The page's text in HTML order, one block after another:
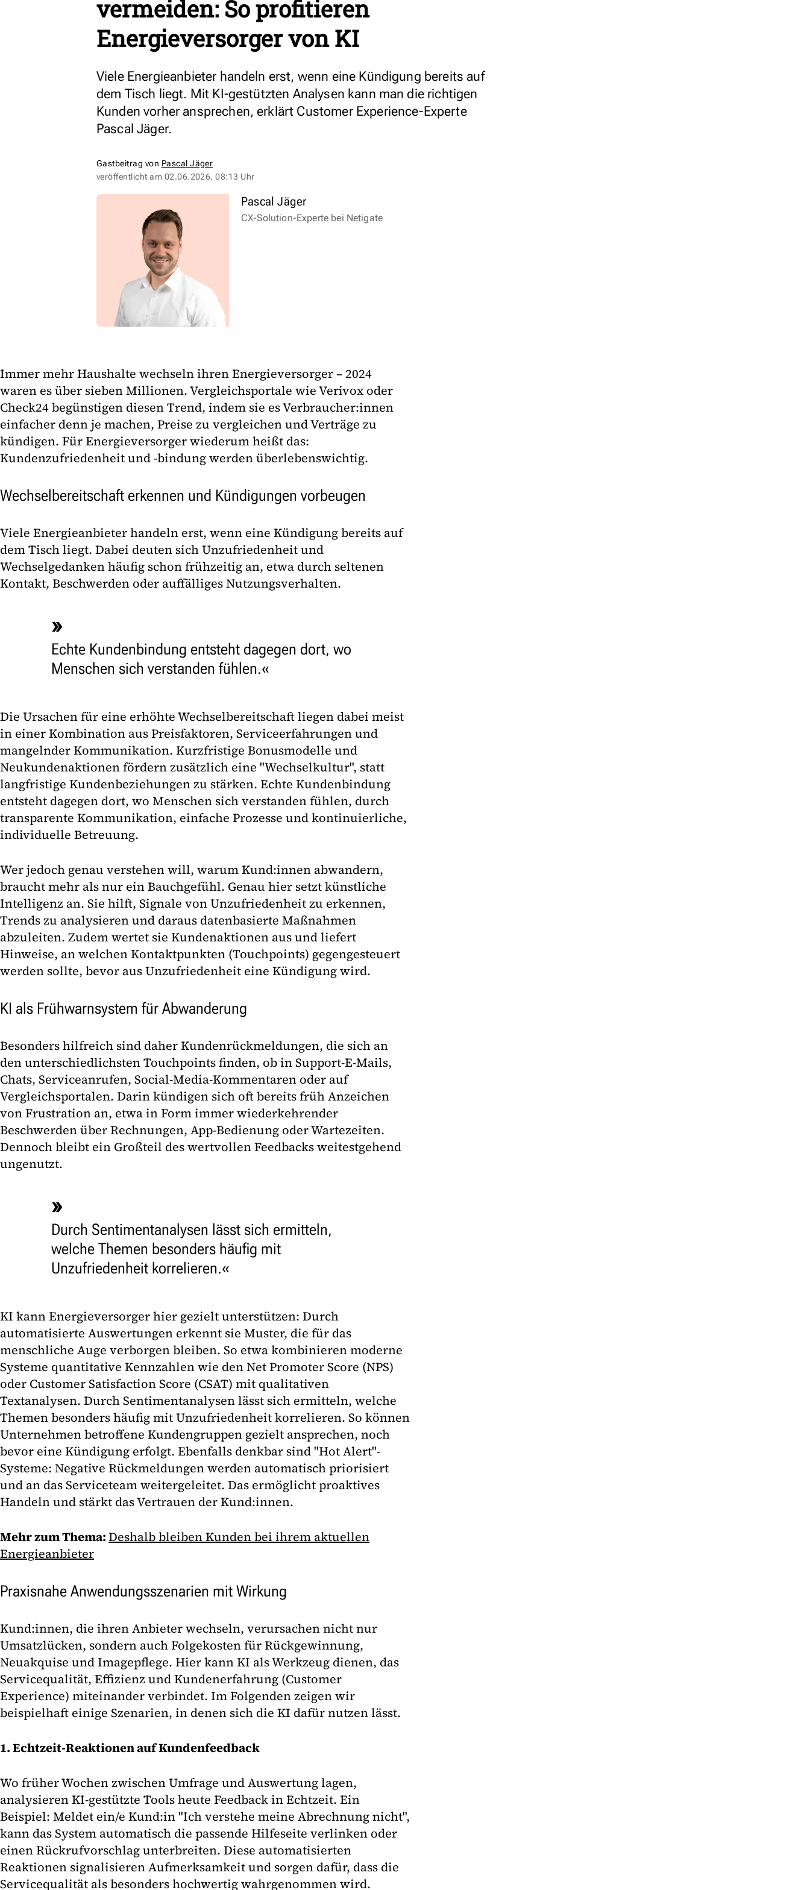
vermeiden: So profitieren
Energieversorger von KI
Viele Energieanbieter handeln erst, wenn eine Kündigung bereits auf
dem Tisch liegt. Mit KI-gestützten Analysen kann man die richtigen
Kunden vorher ansprechen, erklärt Customer Experience-Experte
Pascal Jäger.
Gastbeitrag von Pascal Jäger
veröffentlicht am 02.06.2026, 08:13 Uhr
Pascal Jäger
CX-Solution-Experte bei Netigate
Immer mehr Haushalte wechseln ihren Energieversorger – 2024
waren es über sieben Millionen. Vergleichsportale wie Verivox oder
Check24 begünstigen diesen Trend, indem sie es Verbraucher:innen
einfacher denn je machen, Preise zu vergleichen und Verträge zu
kündigen. Für Energieversorger wiederum heißt das:
Kundenzufriedenheit und -bindung werden überlebenswichtig.
Wechselbereitschaft erkennen und Kündigungen vorbeugen
Viele Energieanbieter handeln erst, wenn eine Kündigung bereits auf
dem Tisch liegt. Dabei deuten sich Unzufriedenheit und
Wechselgedanken häufig schon frühzeitig an, etwa durch seltenen
Kontakt, Beschwerden oder auffälliges Nutzungsverhalten.
Echte Kundenbindung entsteht dagegen dort, wo
Menschen sich verstanden fühlen.
Die Ursachen für eine erhöhte Wechselbereitschaft liegen dabei meist
in einer Kombination aus Preisfaktoren, Serviceerfahrungen und
mangelnder Kommunikation. Kurzfristige Bonusmodelle und
Neukundenaktionen fördern zusätzlich eine "Wechselkultur", statt
langfristige Kundenbeziehungen zu stärken. Echte Kundenbindung
entsteht dagegen dort, wo Menschen sich verstanden fühlen, durch
transparente Kommunikation, einfache Prozesse und kontinuierliche,
individuelle Betreuung.
Wer jedoch genau verstehen will, warum Kund:innen abwandern,
braucht mehr als nur ein Bauchgefühl. Genau hier setzt künstliche
Intelligenz an. Sie hilft, Signale von Unzufriedenheit zu erkennen,
Trends zu analysieren und daraus datenbasierte Maßnahmen
abzuleiten. Zudem wertet sie Kundenaktionen aus und liefert
Hinweise, an welchen Kontaktpunkten (Touchpoints) gegengesteuert
werden sollte, bevor aus Unzufriedenheit eine Kündigung wird.
KI als Frühwarnsystem für Abwanderung
Besonders hilfreich sind daher Kundenrückmeldungen, die sich an
den unterschiedlichsten Touchpoints finden, ob in Support-E-Mails,
Chats, Serviceanrufen, Social-Media-Kommentaren oder auf
Vergleichsportalen. Darin kündigen sich oft bereits früh Anzeichen
von Frustration an, etwa in Form immer wiederkehrender
Beschwerden über Rechnungen, App-Bedienung oder Wartezeiten.
Dennoch bleibt ein Großteil des wertvollen Feedbacks weitestgehend
ungenutzt.
Durch Sentimentanalysen lässt sich ermitteln,
welche Themen besonders häufig mit
Unzufriedenheit korrelieren.
KI kann Energieversorger hier gezielt unterstützen: Durch
automatisierte Auswertungen erkennt sie Muster, die für das
menschliche Auge verborgen bleiben. So etwa kombinieren moderne
Systeme quantitative Kennzahlen wie den Net Promoter Score (NPS)
oder Customer Satisfaction Score (CSAT) mit qualitativen
Textanalysen. Durch Sentimentanalysen lässt sich ermitteln, welche
Themen besonders häufig mit Unzufriedenheit korrelieren. So können
Unternehmen betroffene Kundengruppen gezielt ansprechen, noch
bevor eine Kündigung erfolgt. Ebenfalls denkbar sind "Hot Alert"-
Systeme: Negative Rückmeldungen werden automatisch priorisiert
und an das Serviceteam weitergeleitet. Das ermöglicht proaktives
Handeln und stärkt das Vertrauen der Kund:innen.
Mehr zum Thema:Deshalb bleiben Kunden bei ihrem aktuellen
Energieanbieter
Praxisnahe Anwendungsszenarien mit Wirkung
Kund:innen, die ihren Anbieter wechseln, verursachen nicht nur
Umsatzlücken, sondern auch Folgekosten für Rückgewinnung,
Neuakquise und Imagepflege. Hier kann KI als Werkzeug dienen, das
Servicequalität, Effizienz und Kundenerfahrung (Customer
Experience) miteinander verbindet. Im Folgenden zeigen wir
beispielhaft einige Szenarien, in denen sich die KI dafür nutzen lässt.
1. Echtzeit-Reaktionen auf Kundenfeedback
Wo früher Wochen zwischen Umfrage und Auswertung lagen,
analysieren KI-gestützte Tools heute Feedback in Echtzeit. Ein
Beispiel: Meldet ein/e Kund:in "Ich verstehe meine Abrechnung nicht",
kann das System automatisch die passende Hilfeseite verlinken oder
einen Rückrufvorschlag unterbreiten. Diese automatisierten
Reaktionen signalisieren Aufmerksamkeit und sorgen dafür, dass die
Servicequalität als besonders hochwertig wahrgenommen wird.